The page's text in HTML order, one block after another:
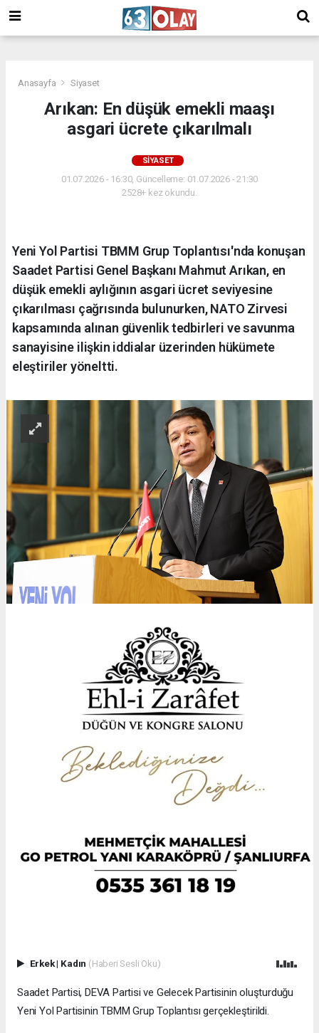
Anasayfa Siyaset
Arıkan: En düşük emekli maaşı
asgari ücrete çıkarılmalı
SIYASET
01.07.2026 - 16:30, Güncelleme: 01.07.2026 - 21:30
2528+ kez okundu.
Yeni Yol Partisi TBMM Grup Toplantısı'nda konuşan
Saadet Partisi Genel Başkanı Mahmut Arıkan, en
düşük emekli aylığının asgari ücret seviyesine
çıkarılması çağrısında bulunurken, NATO Zirvesi
kapsamında alınan güvenlik tedbirleri ve savunma
sanayisine ilişkin iddialar üzerinden hükümete
eleştiriler yöneltti.
Erkek| Kadın (Haberi Sesli Oku)
Saadet Partisi, DEVA Partisi ve Gelecek Partisinin oluşturduğu
Yeni Yol Partisinin TBMM Grup Toplantısı gerçekleştirildi.